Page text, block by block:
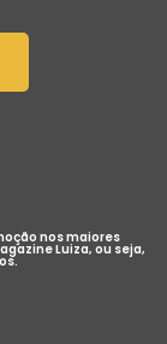
nos maiores
Luiza, ou seja,